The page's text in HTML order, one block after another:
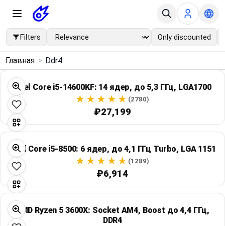
Filters Only discounted
Menu ×
Home
Search
Price Drops
Categories
Brands
Главная > Ddr4
Intel Core i5-14600KF: 14 ядер, до 5,3 ГГц, LGA1700
(2780)
₽27,199
Intel Core i5-8500: 6 ядер, до 4,1 ГГц Turbo, LGA 1151
(1289)
₽6,914
AMD Ryzen 5 3600X: Socket AM4, Boost до 4,4 ГГц,
DDR4